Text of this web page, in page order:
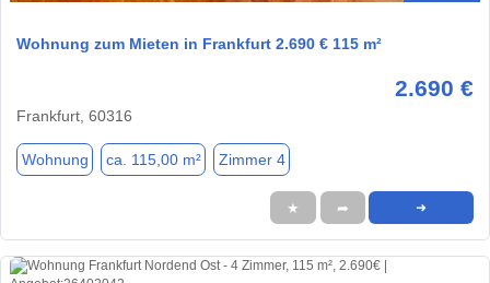
Wohnung zum Mieten in Frankfurt 2.690 € 115 m²
2.690 €
Frankfurt, 60316
Wohnung ca. 115,00 m² Zimmer 4
★ ➦ ➜